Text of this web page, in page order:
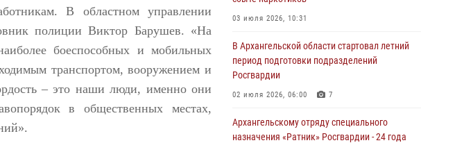
В областном управлении
полиции Виктор Барушев. «На
боеспособных и мобильных
транспортом, вооружением и
– это наши люди, именно они
в общественных местах,
03 июля 2026, 10:31
В Архангельской области стартовал летний
период подготовки подразделений
Росгвардии
02 июля 2026, 06:00 7
Архангельскому отряду специального
назначения «Ратник» Росгвардии - 24 года